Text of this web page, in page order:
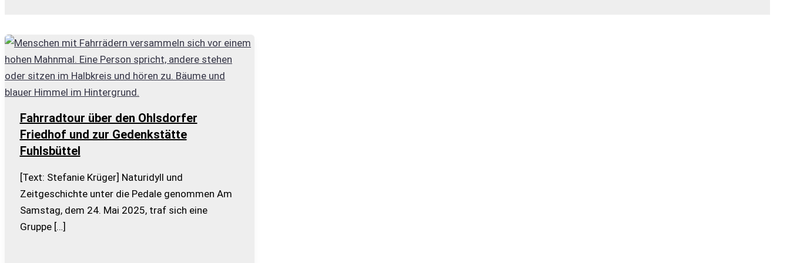
Fahrradtour über den Ohlsdorfer
Friedhof und zur Gedenkstätte
Fuhlsbüttel
[Text: Stefanie Krüger] Naturidyll und
Zeitgeschichte unter die Pedale genommen Am
Samstag, dem 24. Mai 2025, traf sich eine
Gruppe […]